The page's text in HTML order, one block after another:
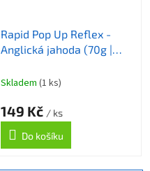
Rapid Pop Up Reflex -
Anglická jahoda (70g |
Skladem (1 ks)
149 Kč / ks
Do košíku